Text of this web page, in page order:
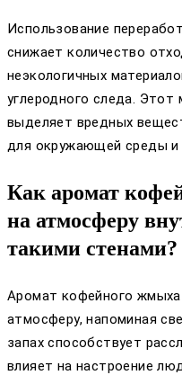
Использование
снижает количество
неэкологичных
углеродного следа. Этот
выделяет вредных
для окружающей среды и
Как аромат
на атмосферу
такими стенами?
Аромат кофейного
атмосферу, напоминая
запах способствует
влияет на настроение